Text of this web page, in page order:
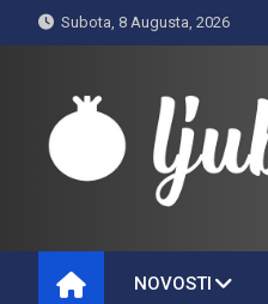
to
Subota, 8 Augusta, 2026
Ljubušaci
NOVOSTI